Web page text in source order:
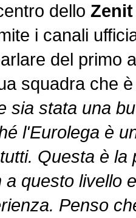
dello
i canali
del primo
squadra che
sia stata una
l'Eurolega è
Questa è la
questo livello
Penso